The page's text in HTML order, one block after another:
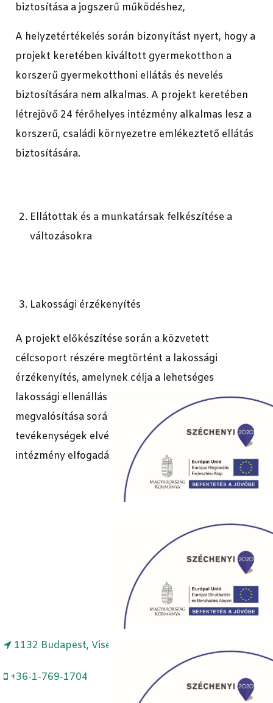
biztosítása a jogszerű működéshez,
A helyzetértékelés során bizonyítást nyert, hogy a
projekt keretében kiváltott gyermekotthon a
korszerű gyermekotthoni ellátás és nevelés
biztosítására nem alkalmas. A projekt keretében
létrejövő 24 férőhelyes intézmény alkalmas lesz a
korszerű, családi környezetre emlékeztető ellátás
biztosítására.
Ellátottak és a munkatársak felkészítése a
változásokra
Lakossági érzékenyítés
A projekt előkészítése során a közvetett
célcsoport részére megtörtént a lakossági
érzékenyítés, amelynek célja a lehetséges
lakossági ellenállás csökkentése. A projekt
megvalósítása során a kommunikációs
tevékenységek elvégzésével tovább erősíthető az
intézmény elfogadása.
1132 Budapest, Visegrádi u. 49.
+36-1-769-1704